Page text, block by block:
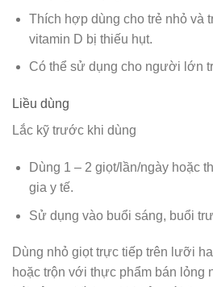
Thích hợp dùng cho trẻ nhỏ và
vitamin D bị thiếu hụt.
Có thể sử dụng cho người lớn
Liều dùng
Lắc kỹ trước khi dùng
Dùng 1 – 2 giọt/lần/ngày hoặc
gia y tế.
Sử dụng vào buổi sáng, buổi
Dùng nhỏ giọt trực tiếp trên lưỡi
hoặc trộn với thực phẩm bán